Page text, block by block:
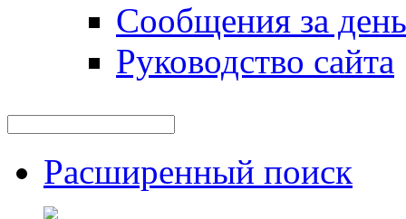
Сообщения за день
Руководство сайта
Расширенный поиск